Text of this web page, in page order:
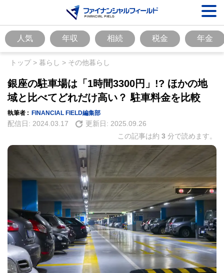
人気 年収 相続 税金 年金
トップ> 暮らし > その他暮らし
銀座の駐車場は「1時間3300円」!? ほかの地
域と比べてどれだけ高い？ 駐車料金を比較
執筆者 : FINANCIAL FIELD編集部
配信日: 2024.03.17 更新日: 2025.09.26
この記事は約 3 分で読めます。